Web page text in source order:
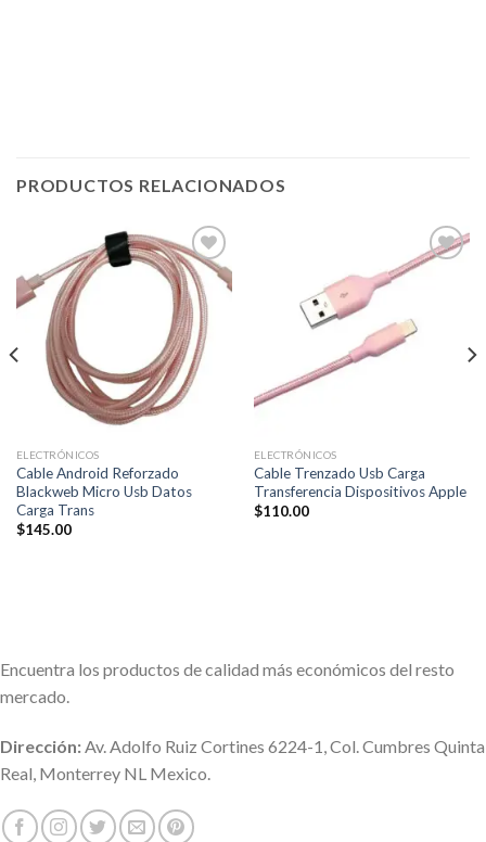
PRODUCTOS RELACIONADOS
Añadir
a la
lista de
deseos
ELECTRÓNICOS
Cable Android Reforzado
Blackweb Micro Usb Datos
Carga Trans
$145.00
ELECTRÓNICOS
Cable Trenzado Usb Carga
Transferencia Dispositivos Apple
$110.00
Encuentra los productos de calidad más económicos del resto
mercado.
Dirección: Av. Adolfo Ruiz Cortines 6224-1, Col. Cumbres Quinta
Real, Monterrey NL Mexico.